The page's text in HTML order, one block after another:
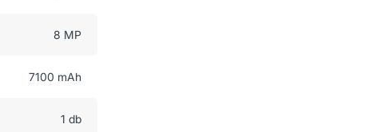
8 MP
7100 mAh
1 db